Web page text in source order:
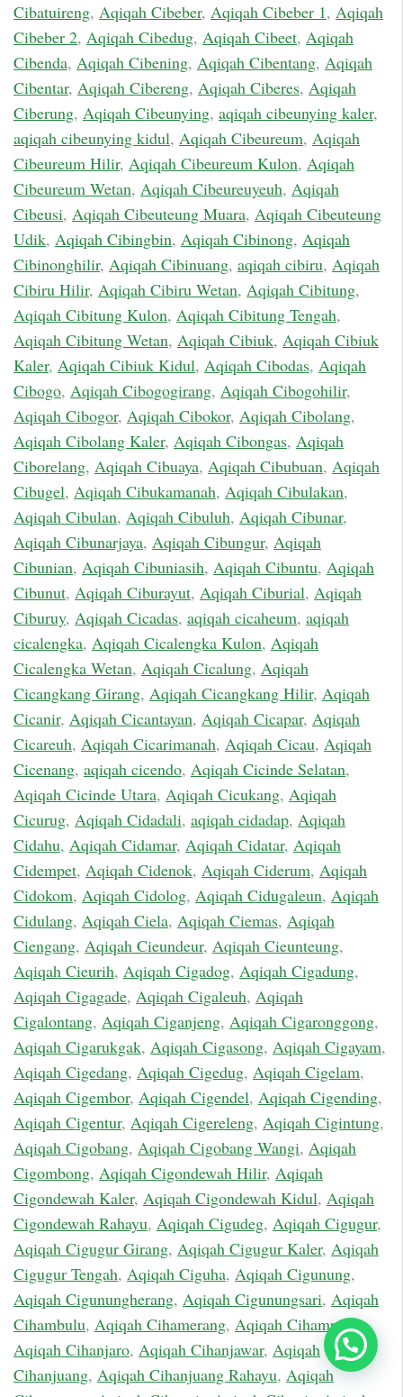
Cibatuireng, Aqiqah Cibeber, Aqiqah Cibeber 1, Aqiqah
Cibeber 2, Aqiqah Cibedug, Aqiqah Cibeet, Aqiqah
Cibenda, Aqiqah Cibening, Aqiqah Cibentang, Aqiqah
Cibentar, Aqiqah Cibereng, Aqiqah Ciberes, Aqiqah
Ciberung, Aqiqah Cibeunying, aqiqah cibeunying kaler,
aqiqah cibeunying kidul, Aqiqah Cibeureum, Aqiqah
Cibeureum Hilir, Aqiqah Cibeureum Kulon, Aqiqah
Cibeureum Wetan, Aqiqah Cibeureuyeuh, Aqiqah
Cibeusi, Aqiqah Cibeuteung Muara, Aqiqah Cibeuteung
Udik, Aqiqah Cibingbin, Aqiqah Cibinong, Aqiqah
Cibinonghilir, Aqiqah Cibinuang, aqiqah cibiru, Aqiqah
Cibiru Hilir, Aqiqah Cibiru Wetan, Aqiqah Cibitung,
Aqiqah Cibitung Kulon, Aqiqah Cibitung Tengah,
Aqiqah Cibitung Wetan, Aqiqah Cibiuk, Aqiqah Cibiuk
Kaler, Aqiqah Cibiuk Kidul, Aqiqah Cibodas, Aqiqah
Cibogo, Aqiqah Cibogogirang, Aqiqah Cibogohilir,
Aqiqah Cibogor, Aqiqah Cibokor, Aqiqah Cibolang,
Aqiqah Cibolang Kaler, Aqiqah Cibongas, Aqiqah
Ciborelang, Aqiqah Cibuaya, Aqiqah Cibubuan, Aqiqah
Cibugel, Aqiqah Cibukamanah, Aqiqah Cibulakan,
Aqiqah Cibulan, Aqiqah Cibuluh, Aqiqah Cibunar,
Aqiqah Cibunarjaya, Aqiqah Cibungur, Aqiqah
Cibunian, Aqiqah Cibuniasih, Aqiqah Cibuntu, Aqiqah
Cibunut, Aqiqah Ciburayut, Aqiqah Ciburial, Aqiqah
Ciburuy, Aqiqah Cicadas, aqiqah cicaheum, aqiqah
cicalengka, Aqiqah Cicalengka Kulon, Aqiqah
Cicalengka Wetan, Aqiqah Cicalung, Aqiqah
Cicangkang Girang, Aqiqah Cicangkang Hilir, Aqiqah
Cicanir, Aqiqah Cicantayan, Aqiqah Cicapar, Aqiqah
Cicareuh, Aqiqah Cicarimanah, Aqiqah Cicau, Aqiqah
Cicenang, aqiqah cicendo, Aqiqah Cicinde Selatan,
Aqiqah Cicinde Utara, Aqiqah Cicukang, Aqiqah
Cicurug, Aqiqah Cidadali, aqiqah cidadap, Aqiqah
Cidahu, Aqiqah Cidamar, Aqiqah Cidatar, Aqiqah
Cidempet, Aqiqah Cidenok, Aqiqah Ciderum, Aqiqah
Cidokom, Aqiqah Cidolog, Aqiqah Cidugaleun, Aqiqah
Cidulang, Aqiqah Ciela, Aqiqah Ciemas, Aqiqah
Ciengang, Aqiqah Cieundeur, Aqiqah Cieunteung,
Aqiqah Cieurih, Aqiqah Cigadog, Aqiqah Cigadung,
Aqiqah Cigagade, Aqiqah Cigaleuh, Aqiqah
Cigalontang, Aqiqah Ciganjeng, Aqiqah Cigaronggong,
Aqiqah Cigarukgak, Aqiqah Cigasong, Aqiqah Cigayam,
Aqiqah Cigedang, Aqiqah Cigedug, Aqiqah Cigelam,
Aqiqah Cigembor, Aqiqah Cigendel, Aqiqah Cigending,
Aqiqah Cigentur, Aqiqah Cigereleng, Aqiqah Cigintung,
Aqiqah Cigobang, Aqiqah Cigobang Wangi, Aqiqah
Cigombong, Aqiqah Cigondewah Hilir, Aqiqah
Cigondewah Kaler, Aqiqah Cigondewah Kidul, Aqiqah
Cigondewah Rahayu, Aqiqah Cigudeg, Aqiqah Cigugur,
Aqiqah Cigugur Girang, Aqiqah Cigugur Kaler, Aqiqah
Cigugur Tengah, Aqiqah Ciguha, Aqiqah Cigunung,
Aqiqah Cigunungherang, Aqiqah Cigunungsari, Aqiqah
Cihambulu, Aqiqah Cihamerang, Aqiqah Cihampelas,
Aqiqah Cihanjaro, Aqiqah Cihanjawar, Aqiqah
Cihanjuang, Aqiqah Cihanjuang Rahayu, Aqiqah
Chat Sekarang